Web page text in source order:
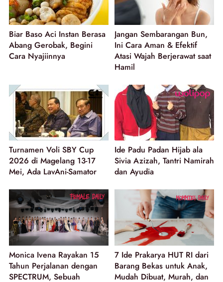
Biar Baso Aci Instan Berasa
Abang Gerobak, Begini
Cara Nyajiinnya
Jangan Sembarangan Bun,
Ini Cara Aman & Efektif
Atasi Wajah Berjerawat saat
Hamil
Turnamen Voli SBY Cup
2026 di Magelang 13-17
Mei, Ada LavAni-Samator
Ide Padu Padan Hijab ala
Sivia Azizah, Tantri Namirah
dan Ayudia
Monica Ivena Rayakan 15
Tahun Perjalanan dengan
SPECTRUM, Sebuah
7 Ide Prakarya HUT RI dari
Barang Bekas untuk Anak,
Mudah Dibuat, Murah, dan